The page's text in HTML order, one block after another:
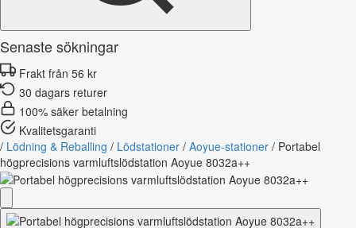
Senaste sökningar
Frakt från 56 kr
30 dagars returer
100% säker betalning
Kvalitetsgaranti
/ Lödning & Reballing / Lödstationer / Aoyue-stationer / Portabel
högprecisions varmluftslödstation Aoyue 8032a++